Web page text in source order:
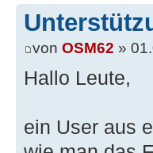
von OSM62 »
Hallo Leute,
ein User aus